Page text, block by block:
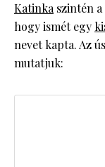
Katinkaszintén a
hogy ismét egy
nevet kapta. Az
mutatjuk: